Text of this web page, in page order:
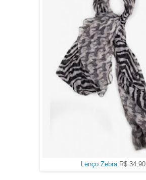
Lenço Zebra R$ 34,90